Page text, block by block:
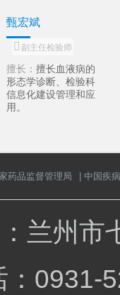
宏斌
副主任检验师
长：擅长血液病的
态学诊断、检验科
息化建设管理和应
。
药品监督管理局 中国疾
兰州市
：0931-